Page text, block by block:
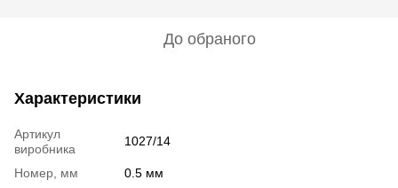
До обраного
Характеристики
Артикул
виробника
1027/14
Номер, мм
0.5 мм